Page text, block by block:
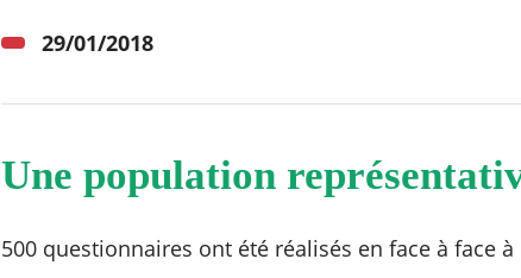
29/01/2018
Une population
500 questionnaires ont été réalisés en face à face